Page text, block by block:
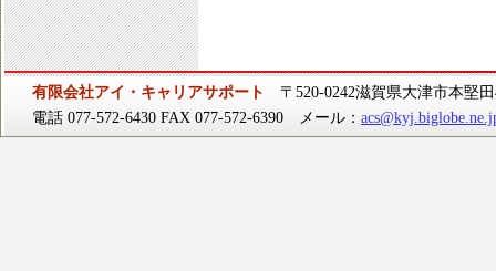
有限会社アイ・キャリアサポート
〒520-0242滋賀県大津市本堅
電話 077-572-6430 FAX 077-572-6390 メール：